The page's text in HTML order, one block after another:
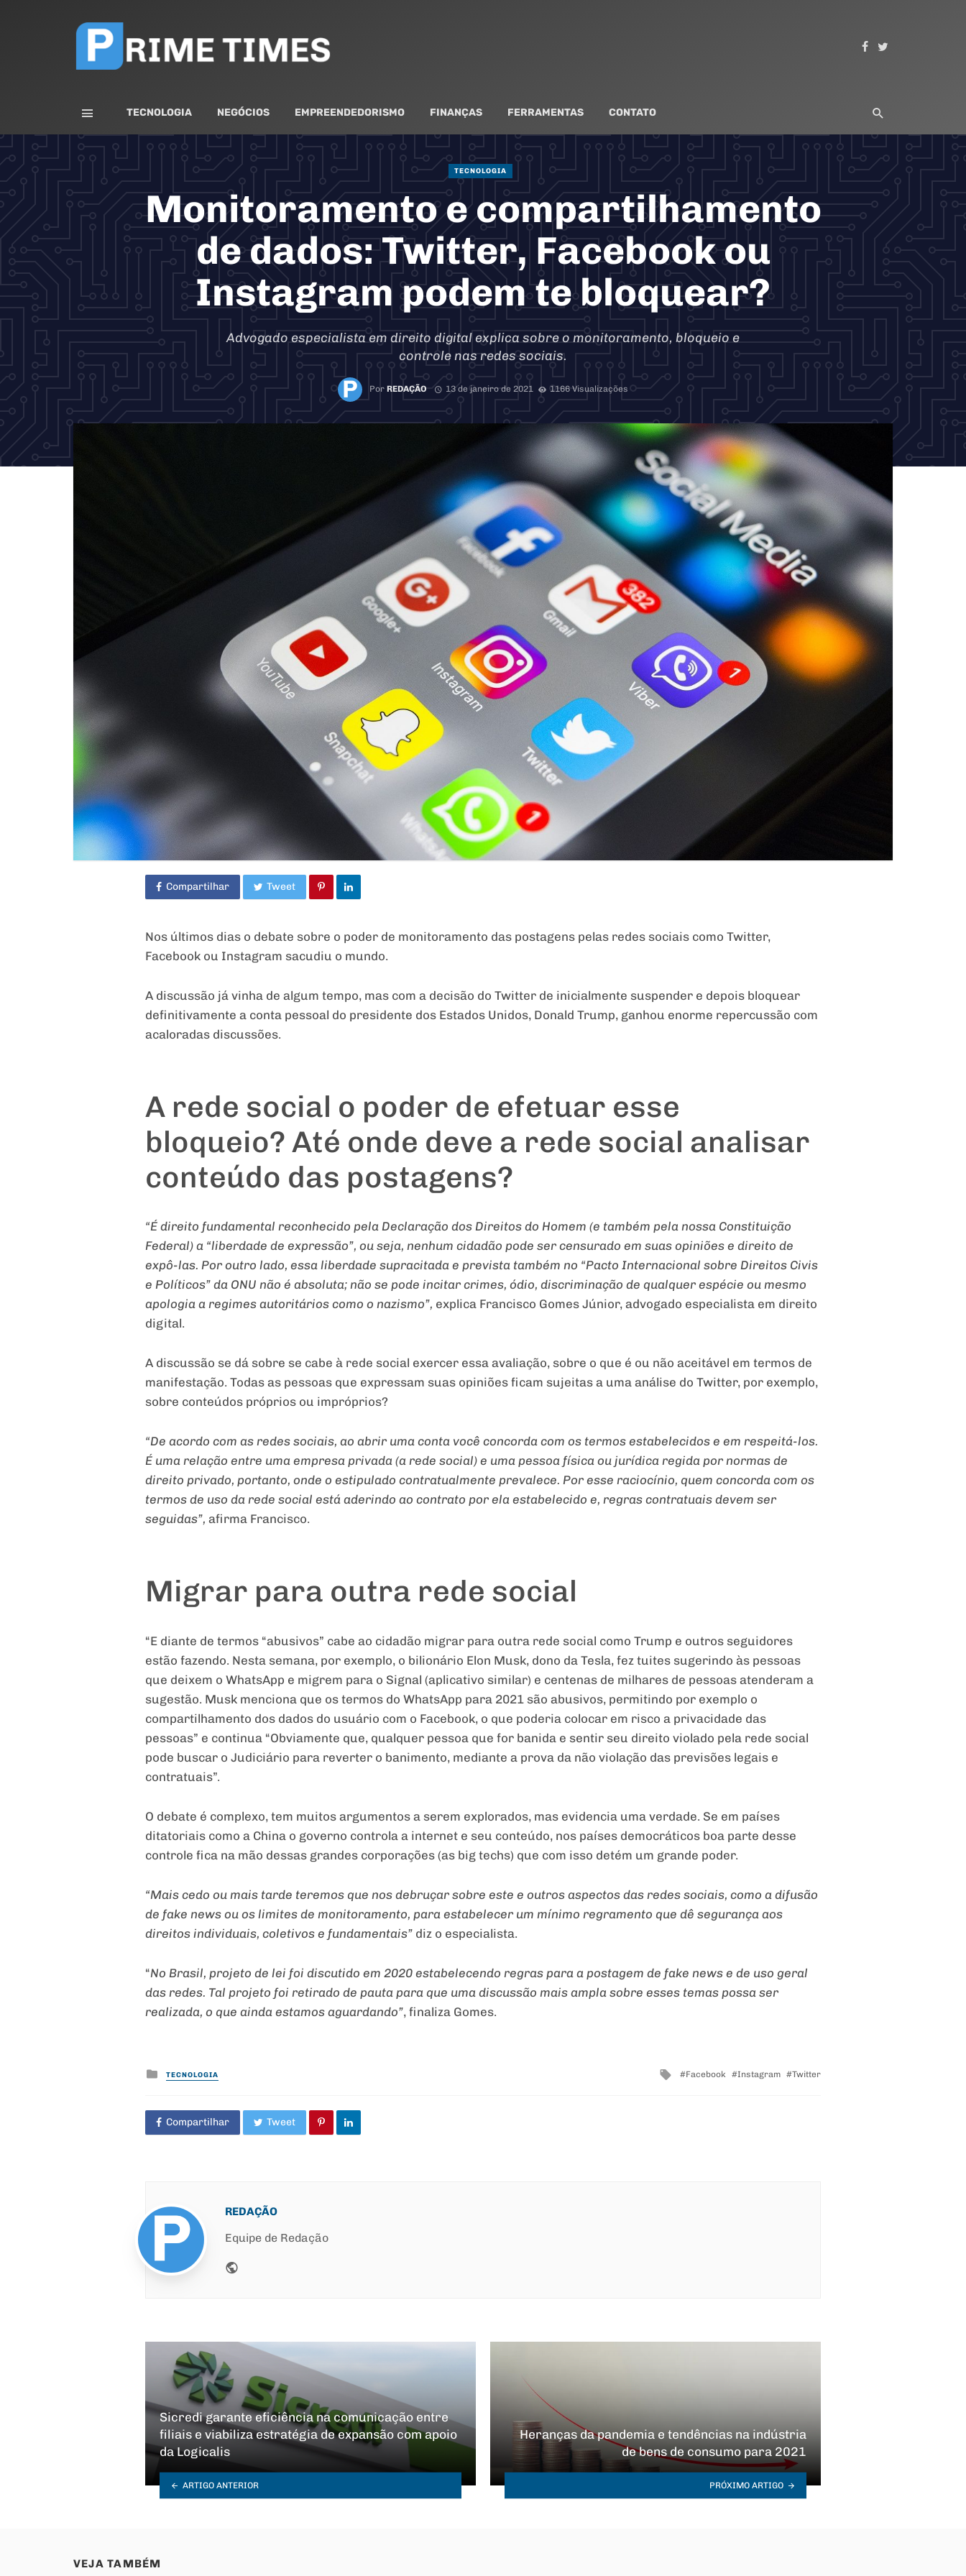
TECNOLOGIA NEGÓCIOS EMPREENDEDORISMO FINANÇAS FERRAMENTAS CONTATO
TECNOLOGIA
Monitoramento e compartilhamento
de dados: Twitter, Facebook ou
Instagram podem te bloquear?
Advogado especialista em direito digital explica sobre o monitoramento, bloqueio e
controle nas redes sociais.
PorREDAÇÃO 13 de janeiro de 2021 1166 Visualizações
Compartilhar Tweet
Nos últimos dias o debate sobre o poder de monitoramento das postagens pelas redes sociais como Twitter,
Facebook ou Instagram sacudiu o mundo.
A discussão já vinha de algum tempo, mas com a decisão do Twitter de inicialmente suspender e depois bloquear
definitivamente a conta pessoal do presidente dos Estados Unidos, Donald Trump, ganhou enorme repercussão com
acaloradas discussões.
A rede social o poder de efetuar esse
bloqueio? Até onde deve a rede social analisar
conteúdo das postagens?
“É direito fundamental reconhecido pela Declaração dos Direitos do Homem (e também pela nossa Constituição
Federal) a “liberdade de expressão”, ou seja, nenhum cidadão pode ser censurado em suas opiniões e direito de
expô-las. Por outro lado, essa liberdade supracitada e prevista também no “Pacto Internacional sobre Direitos Civis
e Políticos” da ONU não é absoluta; não se pode incitar crimes, ódio, discriminação de qualquer espécie ou mesmo
apologia a regimes autoritários como o nazismo”, explica Francisco Gomes Júnior, advogado especialista em direito
digital.
A discussão se dá sobre se cabe à rede social exercer essa avaliação, sobre o que é ou não aceitável em termos de
manifestação. Todas as pessoas que expressam suas opiniões ficam sujeitas a uma análise do Twitter, por exemplo,
sobre conteúdos próprios ou impróprios?
“De acordo com as redes sociais, ao abrir uma conta você concorda com os termos estabelecidos e em respeitá-los.
É uma relação entre uma empresa privada (a rede social) e uma pessoa física ou jurídica regida por normas de
direito privado, portanto, onde o estipulado contratualmente prevalece. Por esse raciocínio, quem concorda com os
termos de uso da rede social está aderindo ao contrato por ela estabelecido e, regras contratuais devem ser
seguidas”, afirma Francisco.
Migrar para outra rede social
“E diante de termos “abusivos” cabe ao cidadão migrar para outra rede social como Trump e outros seguidores
estão fazendo. Nesta semana, por exemplo, o bilionário Elon Musk, dono da Tesla, fez tuites sugerindo às pessoas
que deixem o WhatsApp e migrem para o Signal (aplicativo similar) e centenas de milhares de pessoas atenderam a
sugestão. Musk menciona que os termos do WhatsApp para 2021 são abusivos, permitindo por exemplo o
compartilhamento dos dados do usuário com o Facebook, o que poderia colocar em risco a privacidade das
pessoas” e continua “Obviamente que, qualquer pessoa que for banida e sentir seu direito violado pela rede social
pode buscar o Judiciário para reverter o banimento, mediante a prova da não violação das previsões legais e
contratuais”.
O debate é complexo, tem muitos argumentos a serem explorados, mas evidencia uma verdade. Se em países
ditatoriais como a China o governo controla a internet e seu conteúdo, nos países democráticos boa parte desse
controle fica na mão dessas grandes corporações (as big techs) que com isso detém um grande poder.
“Mais cedo ou mais tarde teremos que nos debruçar sobre este e outros aspectos das redes sociais, como a difusão
de fake news ou os limites de monitoramento, para estabelecer um mínimo regramento que dê segurança aos
direitos individuais, coletivos e fundamentais” diz o especialista.
“No Brasil, projeto de lei foi discutido em 2020 estabelecendo regras para a postagem de fake news e de uso geral
das redes. Tal projeto foi retirado de pauta para que uma discussão mais ampla sobre esses temas possa ser
realizada, o que ainda estamos aguardando”, finaliza Gomes.
Posted
in
TECNOLOGIA
Tagged
Facebook Instagram Twitter
Compartilhar Tweet
REDAÇÃO
Equipe de Redação
Sicredi garante eficiência na comunicação entre
filiais e viabiliza estratégia de expansão com apoio
da Logicalis
ARTIGO ANTERIOR
Heranças da pandemia e tendências na indústria
de bens de consumo para 2021
PRÓXIMO ARTIGO
VEJA TAMBÉM